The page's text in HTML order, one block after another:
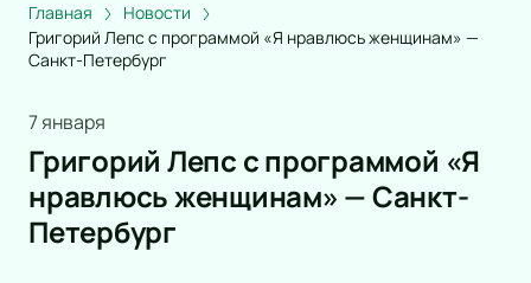
ПОДАРОЧНЫЕ
СЕРТИФИКАТЫ
Главная
Новости
Григорий Лепс с программой «Я нравлюсь женщинам» —
Санкт-Петербург
7 января
Григорий Лепс с программой «Я
нравлюсь женщинам» — Санкт-
Петербург